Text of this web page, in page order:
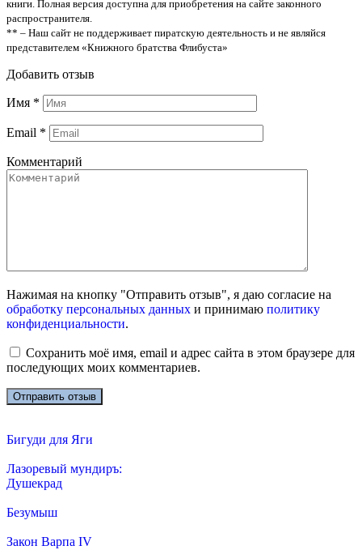
книги. Полная версия доступна для приобретения на сайте законного
распространителя.
** – Наш сайт не поддерживает пиратскую деятельность и не являйся
представителем «Книжного братства Флибуста»
Добавить отзыв
Имя *
Email *
Комментарий
Нажимая на кнопку "Отправить отзыв", я даю согласие на
обработку персональных данных и принимаю политику
конфиденциальности.
Сохранить моё имя, email и адрес сайта в этом браузере для
последующих моих комментариев.
Бигуди для Яги
Лазоревый мундиръ:
Душекрад
Безумыш
Закон Варпа IV